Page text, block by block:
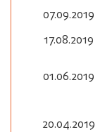
07.09.2019
17.08.2019
01.06.2019
20.04.2019